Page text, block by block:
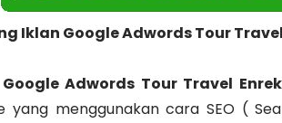
Iklan Google Adwords Tour
Adwords Tour Travel
yang menggunakan cara SEO (